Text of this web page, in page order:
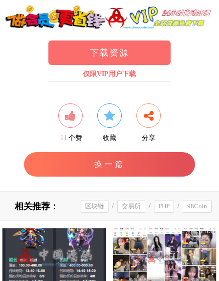
下载资源
仅限VIP用户下载
11 个赞 收藏 分享
换一篇
相关推荐： 98Coin
/
PHP
/
交易所
/
区块链